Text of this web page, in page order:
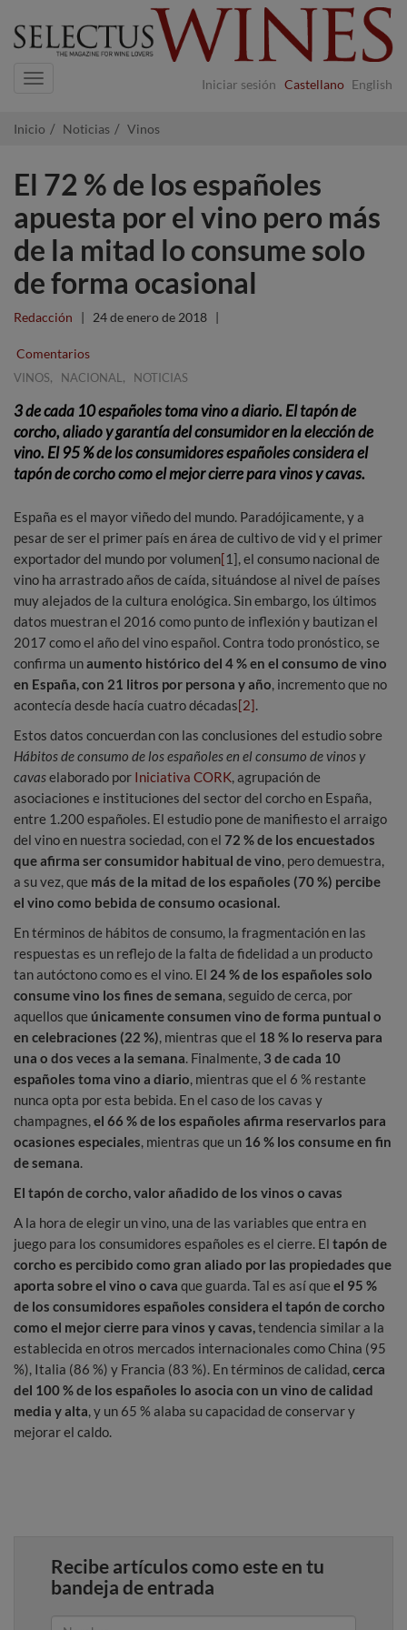
Iniciar sesión Castellano English
Navigation
Inicio Noticias Vinos
El 72 % de los españoles
apuesta por el vino pero más
de la mitad lo consume solo
de forma ocasional
Redacción | 24 de enero de 2018 |
Comentarios
VINOS, NACIONAL , NOTICIAS
3 de cada 10 españoles toma vino a diario. El tapón de
corcho, aliado y garantía del consumidor en la elección de
vino. El 95 % de los consumidores españoles considera el
tapón de corcho como el mejor cierre para vinos y cavas.
España es el mayor viñedo del mundo. Paradójicamente, y a
pesar de ser el primer país en área de cultivo de vid y el primer
exportador del mundo por volumen[1], el consumo nacional de
vino ha arrastrado años de caída, situándose al nivel de países
muy alejados de la cultura enológica. Sin embargo, los últimos
datos muestran el 2016 como punto de inflexión y bautizan el
2017 como el año del vino español. Contra todo pronóstico, se
confirma unaumento histórico del 4 % en el consumo de vino
en España, con 21 litros por persona y año, incremento que no
acontecía desde hacía cuatro décadas[2].
Estos datos concuerdan con las conclusiones del estudio sobre
Hábitos de consumo de los españoles en el consumo de vinos y
cavaselaborado por Iniciativa CORK, agrupación de
asociaciones e instituciones del sector del corcho en España,
entre 1.200 españoles. El estudio pone de manifiesto el arraigo
del vino en nuestra sociedad, con el 72 % de los encuestados
que afirma ser consumidor habitual de vino, pero demuestra,
a su vez, que más de la mitad de los españoles (70 %) percibe
el vino como bebida de consumo ocasional.
En términos de hábitos de consumo, la fragmentación en las
respuestas es un reflejo de la falta de fidelidad a un producto
tan autóctono como es el vino. El 24 % de los españoles solo
consume vino los fines de semana, seguido de cerca, por
aquellos que únicamente consumen vino de forma puntual o
en celebraciones (22 %), mientras que el 18 % lo reserva para
una o dos veces a la semana. Finalmente, 3 de cada 10
españoles toma vino a diario, mientras que el 6 % restante
nunca opta por esta bebida. En el caso de los cavas y
champagnes,el 66 % de los españoles afirma reservarlos para
ocasiones especiales, mientras que un 16 % los consume en fin
de semana.
El tapón de corcho, valor añadido de los vinos o cavas
A la hora de elegir un vino, una de las variables que entra en
juego para los consumidores españoles es el cierre. El tapón de
corcho es percibido como gran aliado por las propiedades que
aporta sobre el vino o cava que guarda. Tal es así que el 95 %
de los consumidores españoles considera el tapón de corcho
como el mejor cierre para vinos y cavas,tendencia similar a la
establecida en otros mercados internacionales como China (95
%), Italia (86 %) y Francia (83 %). En términos de calidad,cerca
del 100 % de los españoles lo asocia con un vino de calidad
media y alta, y un 65 % alaba su capacidad de conservar y
mejorar el caldo.
Recibe artículos como este en tu
bandeja de entrada